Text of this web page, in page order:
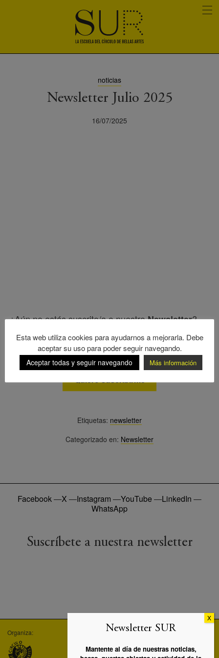
noticias
Newsletter Julio 2025
16/07/2025
¿Aún no estás suscrito/a a nuestraNewsletter?
recibirás al principio de cada mes en tu bandeja de
entrada.
Quiero suscribirme
Etiquetas: newsletter
Categorizado en: Newsletter
Facebook—X —Instagram —YouTube —LinkedIn —
WhatsApp
Suscríbete a nuestra newsletter
Organiza: Empresa asociada: Máster UC3M-SUR:
Esta web utiliza cookies para ayudarnos a mejorarla. Debe
aceptar su uso para poder seguir navegando.
Aceptar todas y seguir navegando Más información
Newsletter SUR
Mantente al día de nuestras noticias,